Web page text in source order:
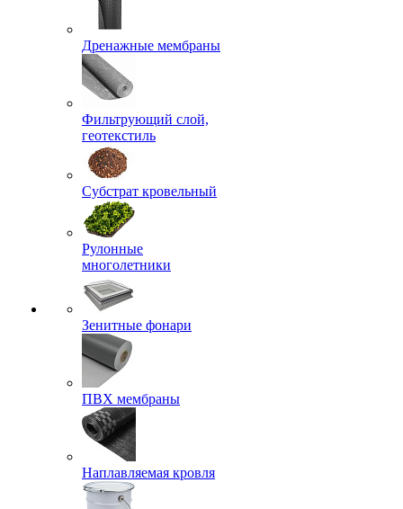
Дренажные мембраны
Фильтрующий слой,
геотекстиль
Субстрат кровельный
Рулонные
многолетники
Зенитные фонари
ПВХ мембраны
Наплавляемая кровля